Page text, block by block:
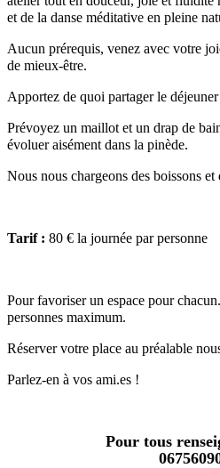
et de la danse méditative en pleine
Aucun prérequis, venez avec votre
de mieux-être.
Apportez de quoi partager le
Prévoyez un maillot et un drap de
évoluer aisément dans la pinède.
Nous nous chargeons des boissons et
Tarif : 80 € la journée par personne
Pour favoriser un espace pour
personnes maximum.
Réserver votre place au préalable
Parlez-en à vos ami.es !
Pour tous